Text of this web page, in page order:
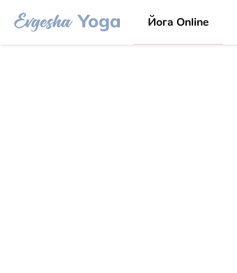
Йога Online